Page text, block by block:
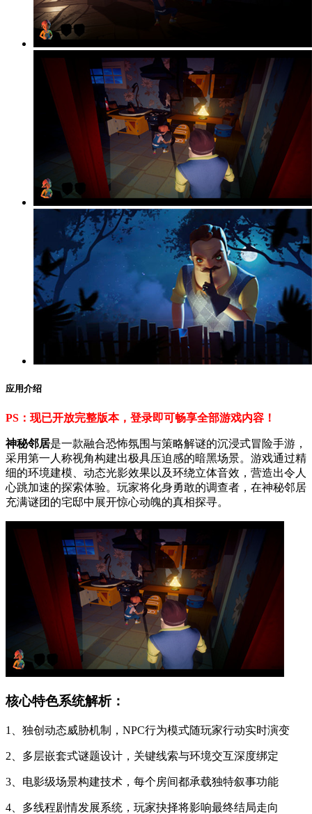
应用介绍
PS：现已开放完整版本，登录即可畅享全部游戏内容！
神秘邻居是一款融合恐怖氛围与策略解谜的沉浸式冒险手游，
采用第一人称视角构建出极具压迫感的暗黑场景。游戏通过精
细的环境建模、动态光影效果以及环绕立体音效，营造出令人
心跳加速的探索体验。玩家将化身勇敢的调查者，在神秘邻居
充满谜团的宅邸中展开惊心动魄的真相探寻。
核心特色系统解析：
1、独创动态威胁机制，NPC行为模式随玩家行动实时演变
2、多层嵌套式谜题设计，关键线索与环境交互深度绑定
3、电影级场景构建技术，每个房间都承载独特叙事功能
4、多线程剧情发展系统，玩家抉择将影响最终结局走向